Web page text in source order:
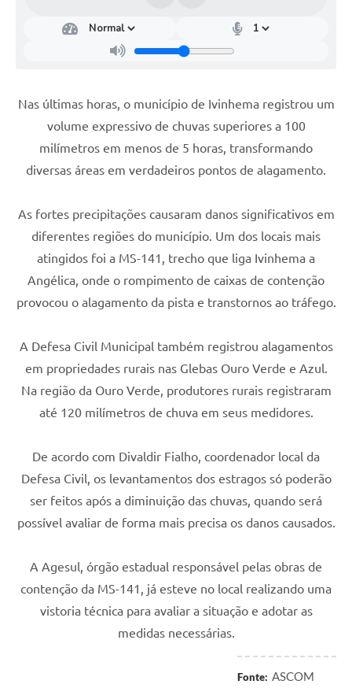
Nas últimas horas, o município de Ivinhema registrou um
volume expressivo de chuvas superiores a 100
milímetros em menos de 5 horas, transformando
diversas áreas em verdadeiros pontos de alagamento.
As fortes precipitações causaram danos significativos em
diferentes regiões do município. Um dos locais mais
atingidos foi a MS-141, trecho que liga Ivinhema a
Angélica, onde o rompimento de caixas de contenção
provocou o alagamento da pista e transtornos ao tráfego.
A Defesa Civil Municipal também registrou alagamentos
em propriedades rurais nas Glebas Ouro Verde e Azul.
Na região da Ouro Verde, produtores rurais registraram
até 120 milímetros de chuva em seus medidores.
De acordo com Divaldir Fialho, coordenador local da
Defesa Civil, os levantamentos dos estragos só poderão
ser feitos após a diminuição das chuvas, quando será
possível avaliar de forma mais precisa os danos causados.
A Agesul, órgão estadual responsável pelas obras de
contenção da MS-141, já esteve no local realizando uma
vistoria técnica para avaliar a situação e adotar as
medidas necessárias.
Fonte: ASCOM